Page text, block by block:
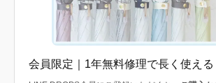
会員限定｜1年無料修理で長く使える